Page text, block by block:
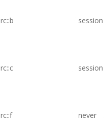
rc::b session
rc::c session
rc::f never